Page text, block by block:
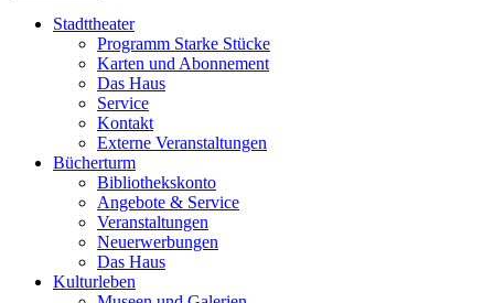
Stadttheater
Programm Starke Stücke
Karten und Abonnement
Das Haus
Service
Kontakt
Externe Veranstaltungen
Bücherturm
Bibliothekskonto
Angebote & Service
Veranstaltungen
Neuerwerbungen
Das Haus
Kulturleben